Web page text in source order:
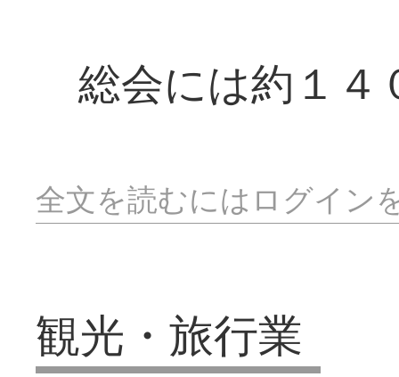
総会には約１４
全文を読むにはログイン
観光・旅行業